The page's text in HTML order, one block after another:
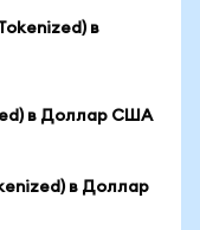
в
в Доллар США
в Доллар